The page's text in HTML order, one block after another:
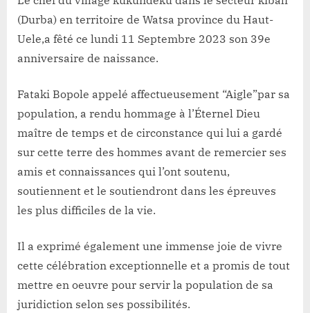
(Durba) en territoire de Watsa province du Haut-
Uele,a fêté ce lundi 11 Septembre 2023 son 39e
anniversaire de naissance.
Fataki Bopole appelé affectueusement “Aigle”par sa
population, a rendu hommage à l’Éternel Dieu
maître de temps et de circonstance qui lui a gardé
sur cette terre des hommes avant de remercier ses
amis et connaissances qui l’ont soutenu,
soutiennent et le soutiendront dans les épreuves
les plus difficiles de la vie.
Il a exprimé également une immense joie de vivre
cette célébration exceptionnelle et a promis de tout
mettre en oeuvre pour servir la population de sa
juridiction selon ses possibilités.